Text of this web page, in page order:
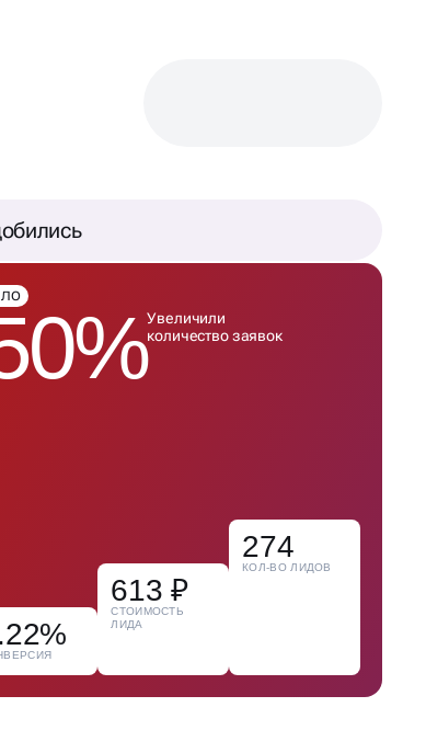
Увеличили
количество заявок
613 ₽
СТОИМОСТЬ
ЛИДА
274
КОЛ-ВО ЛИДОВ